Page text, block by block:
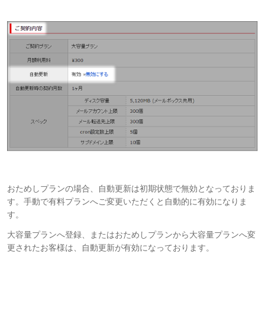
おためしプランの場合、自動更新は初期状態で無効となっておりま
す。手動で有料プランへご変更いただくと自動的に有効になりま
す。
大容量プランへ登録、またはおためしプランから大容量プランへ変
更されたお客様は、自動更新が有効になっております。